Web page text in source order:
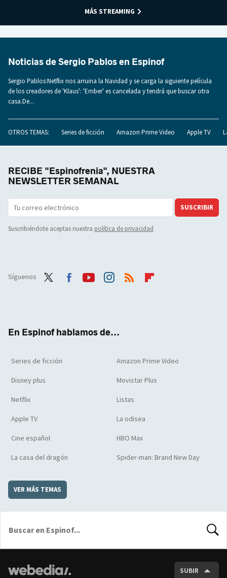
MÁS STREAMING
Noticias de Sergio Pablos en Espinof
Sergio Pablos:Netflix nos arruina la Navidad y se carga la siguiente película
de los creadores de 'Klaus': 'Ember' es cancelada y tendrá que buscar otra
casa.De...
OTROS TEMAS: Series de ficción Amazon Prime Video Apple TV
RECIBE "Espinofrenia", NUESTRA
NEWSLETTER SEMANAL
SUSCRIBIR
Suscribiéndote aceptas nuestra política de privacidad
Síguenos
En Espinof hablamos de...
Series de ficción Amazon Prime Video
Disney plus Movistar Plus
Netflix Listas
Apple TV La odisea
Cine español HBO Max
La casa del dragón Spider-man: Brand New Day
VER MÁS TEMAS
SUBIR